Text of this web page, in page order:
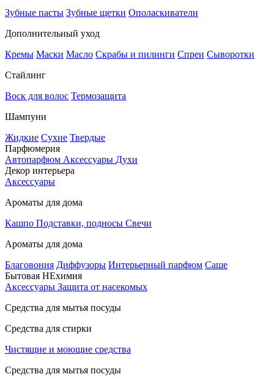
Зубные пасты Зубные щетки Ополаскиватели
Дополнительный уход
Кремы Маски Масло Скрабы и пилинги Спреи Сыворотки
Стайлинг
Воск для волос Термозащита
Шампуни
Жидкие Сухие Твердые
Парфюмерия
Автопарфюм Аксессуары Духи
Декор интерьера
Аксессуары
Ароматы для дома
Кашпо Подставки, подносы Свечи
Ароматы для дома
Благовония Диффузоры Интерьерный парфюм Саше
Бытовая НЕхимия
Аксессуары Защита от насекомых
Средства для мытья посуды
Средства для стирки
Чистящие и моющие средства
Средства для мытья посуды